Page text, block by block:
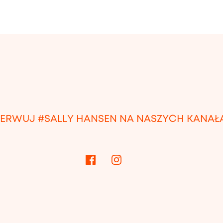
#SALLY HANSEN NA NASZYCH